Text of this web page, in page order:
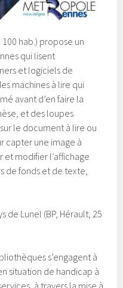
100 hab.) propose un
qui lisent
et logiciels de
machines à lire qui
avant d’en faire la
et des loupes
le document à lire ou
capter une image à
et modifier l’affichage
de fonds et de texte,
de Lunel (BP, Hérault, 25
s’engagent à
situation de handicap à